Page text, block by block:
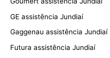
GE assistência Jundiaí
Gaggenau assistência Jundiaí
Futura assistência Jundiaí